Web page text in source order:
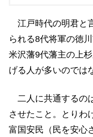
江戸時代の明君と
られる8代将軍の徳
米沢藩9代藩主の上
げる人が多いのでは
二人に共通するの
させたこと。とりわ
富国安民（民を安心